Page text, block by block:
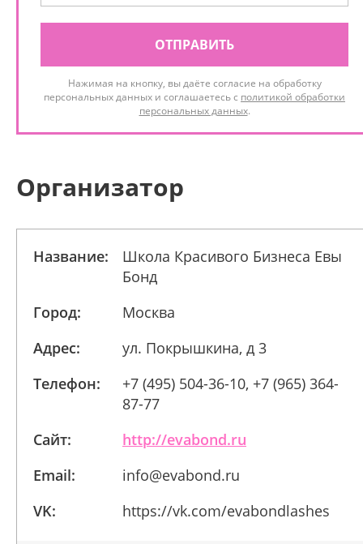
ОТПРАВИТЬ
Нажимая на кнопку, вы даёте согласие на обработку
персональных данных и соглашаетесь с политикой обработки
персональных данных.
Организатор
Название:
Школа Красивого Бизнеса Евы
Бонд
Город:
Москва
Адрес:
ул. Покрышкина, д 3
Телефон:
+7 (495) 504-36-10, +7 (965) 364-
87-77
Сайт:
http://evabond.ru
Email:
info@evabond.ru
VK:
https://vk.com/evabondlashes